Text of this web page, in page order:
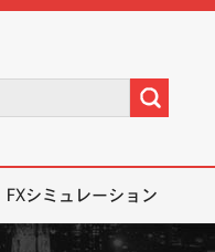
FXシミュレーション